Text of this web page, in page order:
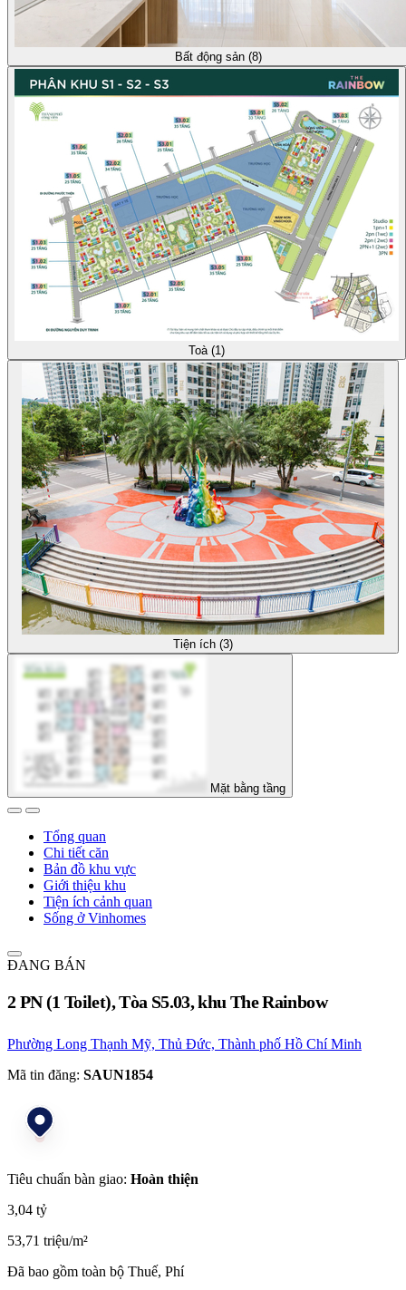
Bất động sản (8)
Toà (1)
Tiện ích (3)
Mặt bằng tầng
Tổng quan
Chi tiết căn
Bản đồ khu vực
Giới thiệu khu
Tiện ích cảnh quan
Sống ở Vinhomes
ĐANG BÁN
2 PN (1 Toilet), Tòa S5.03, khu The Rainbow
Phường Long Thạnh Mỹ, Thủ Đức, Thành phố Hồ Chí Minh
Mã tin đăng: SAUN1854
Tiêu chuẩn bàn giao: Hoàn thiện
3,04 tỷ
53,71 triệu/m²
Đã bao gồm toàn bộ Thuế, Phí